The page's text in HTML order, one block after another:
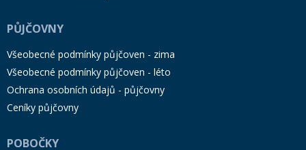
PŮJČOVNY
Všeobecné podmínky půjčoven - zima
Všeobecné podmínky půjčoven - léto
Ochrana osobních údajů - půjčovny
Ceníky půjčovny
POBOČKY